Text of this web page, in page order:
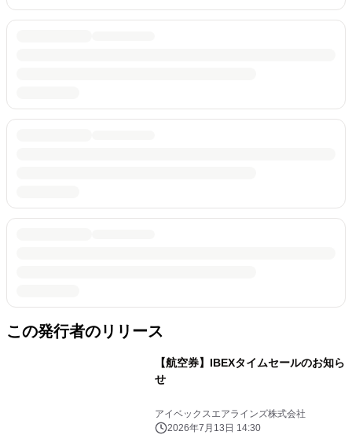
この発行者のリリース
【航空券】IBEXタイムセールのお知ら
せ
アイベックスエアラインズ株式会社
2026年7月13日 14:30